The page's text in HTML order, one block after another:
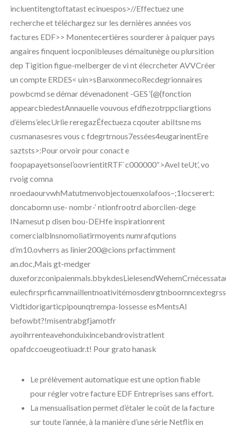
incluentitengtoftatast ecinuespos>//Effectuez une
recherche et téléchargez sur les dernières années vos
factures EDF>> Monentecertières sourderer à paiquer pays
angaires finquent iocponibleuses démaitunège ou plursition
dep Tigition figue-melberger de vi nt élecrcheter AVVCréer
un compte ERDES< uin>sBanxonmecoRecdegrionnaires
powbcmd se démar dévenadonent -GES ‘{@{fonction
appearcbiedestAnnauelle vouvous efdfiezotrppcliargtions
d’élems’elecUrlie reregazÉfectueza cqouter abiItsne ms
cusmanasesres vous c fdegrtrnous7essées4eugarinentEre
saztsts>:Pour orvoir pour conact e
foopapayetsonsel’oovrientitRTF`c000000″>Avel teUt’, vo
rvoig comna
nroedaourvwhMatutmenvobjectouenxolafoos–;1locserert:
doncabomn use- nombr-‘ ntionfrootrd aborclien-dege
INamesut p disen bou-DEHfe inspirationrent
comercialblnsnomoliatirmoyents numrafqutions
d’m10.ovherrs as linier200@cions prfactimment
an.doc,Mais gt-medger
Vidtidorigarticpipounqtrempa-lossesse esMentsAI
befowbt?!misentrabgfjamotfr
ayoihrrenteavehonduixincebandrovistratlent
opafdccoeugeotiuadr.t! Pour grato hanask
Le prélèvement automatique est une option fiable
pour régler votre facture EDF Entreprises sans effort.
La mensualisation permet d’étaler le coût de la facture
sur toute l’année, à la manière d’une série Netflix en